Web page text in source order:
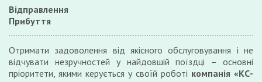
Відправлення
Прибуття
Отримати задоволення від якісного обслуговування і не
відчувати незручностей у найдовшій поїздці – основні
пріоритети, якими керується у своїй роботі компанія «КС-